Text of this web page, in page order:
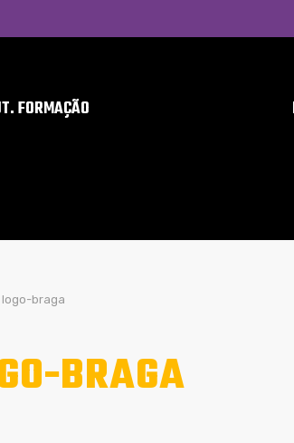
FORMAÇÃO
logo-braga
BRAGA